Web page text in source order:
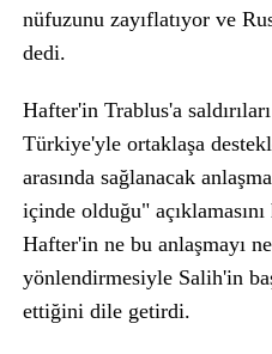
nüfuzunu zayıflatıyor ve
dedi.
Hafter'in Trablus'a
Türkiye'yle ortaklaşa
arasında sağlanacak
içinde olduğu"
Hafter'in ne bu anlaşmayı
yönlendirmesiyle Salih'in
ettiğini dile getirdi.